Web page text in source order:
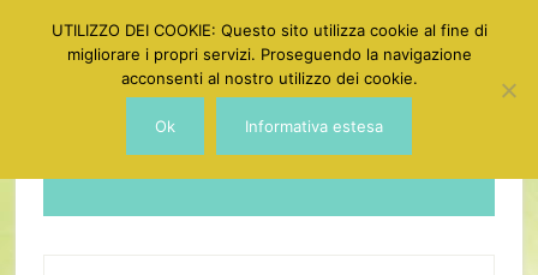
Dotgirl
UTILIZZO DEI COOKIE: Questo sito utilizza cookie al fine di
migliorare i propri servizi. Proseguendo la navigazione
acconsenti al nostro utilizzo dei cookie.
Ok Informativa estesa